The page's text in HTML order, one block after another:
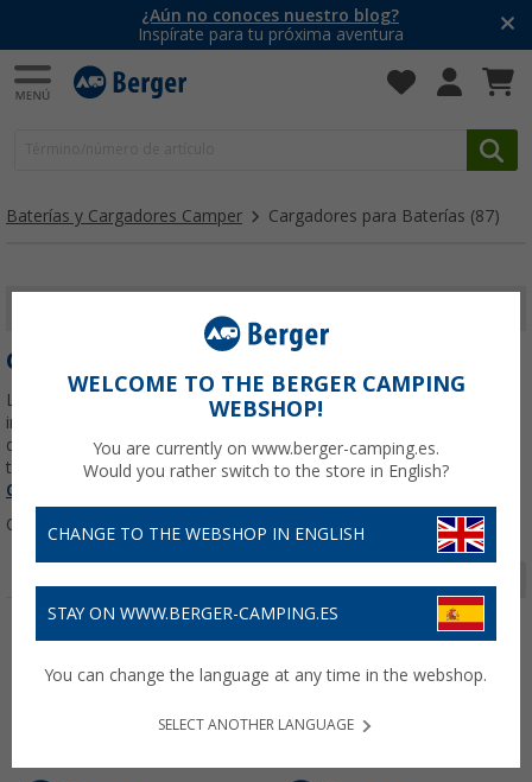
¿Aún no conoces nuestro blog?
Inspírate para tu próxima aventura
Baterías y Cargadores Camper Cargadores para Baterías (87)
CARGADORES PARA BATERÍAS
Las aventuras en camper y caravana ofrecen una libertad
incomparable, permitiéndote explorar lugares remotos y disfrutar
de la naturaleza sin restricciones. Sin embargo, para mantener
todos tus dispositivos y sistemas funcionando Leer más sobre
Cargadores para Baterías
Ordenar:
-30% -8%
WELCOME TO THE BERGER CAMPING
WEBSHOP!
You are currently on www.berger-camping.es.
Would you rather switch to the store in English?
CHANGE TO THE WEBSHOP IN ENGLISH
STAY ON WWW.BERGER-CAMPING.ES
You can change the language at any time in the webshop.
SELECT ANOTHER LANGUAGE